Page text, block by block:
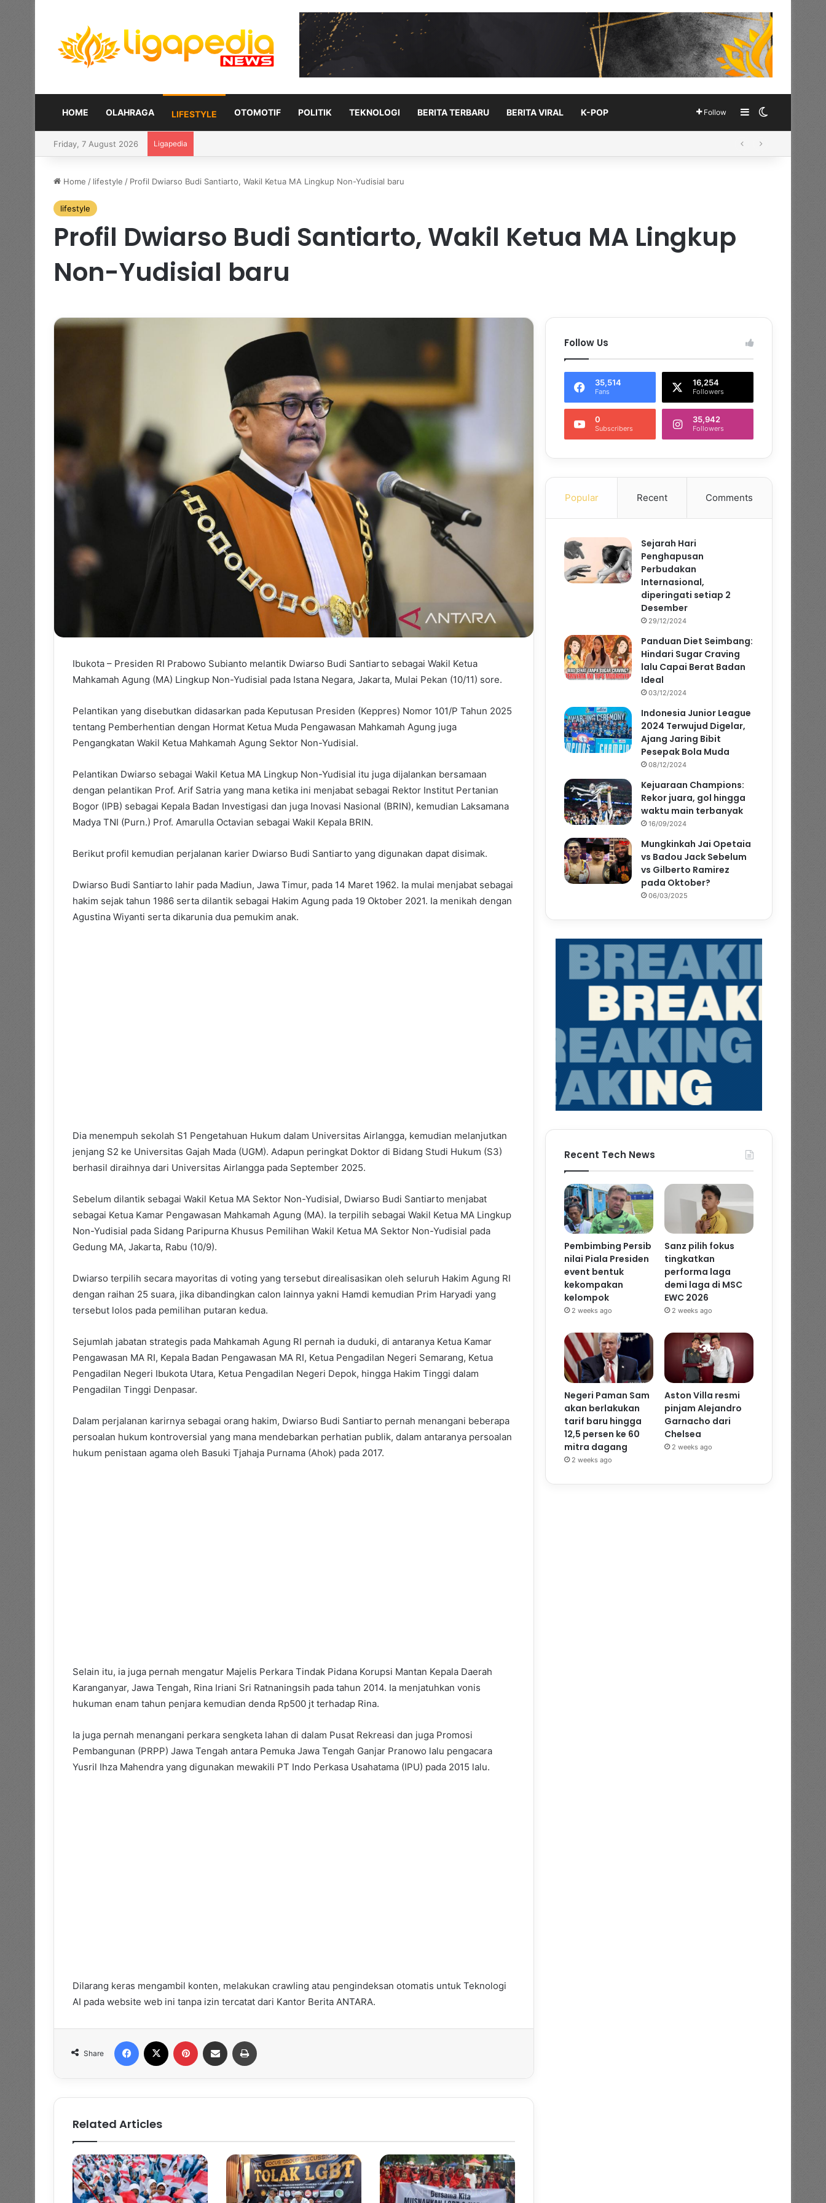
HOME OLAHRAGA LIFESTYLE OTOMOTIF POLITIK TEKNOLOGI BERITA TERBARU BERITA VIRAL K-POP Follow Sidebar
Friday, 7 August 2026 Ligapedia
Home / lifestyle / Profil Dwiarso Budi Santiarto, Wakil Ketua MA Lingkup Non-Yudisial baru
lifestyle
Profil Dwiarso Budi Santiarto, Wakil Ketua MA Lingkup
Non-Yudisial baru
Ibukota – Presiden RI Prabowo Subianto melantik Dwiarso Budi Santiarto sebagai Wakil Ketua
Mahkamah Agung (MA) Lingkup Non-Yudisial pada Istana Negara, Jakarta, Mulai Pekan (10/11) sore.
Pelantikan yang disebutkan didasarkan pada Keputusan Presiden (Keppres) Nomor 101/P Tahun 2025
tentang Pemberhentian dengan Hormat Ketua Muda Pengawasan Mahkamah Agung juga
Pengangkatan Wakil Ketua Mahkamah Agung Sektor Non-Yudisial.
Pelantikan Dwiarso sebagai Wakil Ketua MA Lingkup Non-Yudisial itu juga dijalankan bersamaan
dengan pelantikan Prof. Arif Satria yang mana ketika ini menjabat sebagai Rektor Institut Pertanian
Bogor (IPB) sebagai Kepala Badan Investigasi dan juga Inovasi Nasional (BRIN), kemudian Laksamana
Madya TNI (Purn.) Prof. Amarulla Octavian sebagai Wakil Kepala BRIN.
Berikut profil kemudian perjalanan karier Dwiarso Budi Santiarto yang digunakan dapat disimak.
Dwiarso Budi Santiarto lahir pada Madiun, Jawa Timur, pada 14 Maret 1962. Ia mulai menjabat sebagai
hakim sejak tahun 1986 serta dilantik sebagai Hakim Agung pada 19 Oktober 2021. Ia menikah dengan
Agustina Wiyanti serta dikarunia dua pemukim anak.
Dia menempuh sekolah S1 Pengetahuan Hukum dalam Universitas Airlangga, kemudian melanjutkan
jenjang S2 ke Universitas Gajah Mada (UGM). Adapun peringkat Doktor di Bidang Studi Hukum (S3)
berhasil diraihnya dari Universitas Airlangga pada September 2025.
Sebelum dilantik sebagai Wakil Ketua MA Sektor Non-Yudisial, Dwiarso Budi Santiarto menjabat
sebagai Ketua Kamar Pengawasan Mahkamah Agung (MA). Ia terpilih sebagai Wakil Ketua MA Lingkup
Non-Yudisial pada Sidang Paripurna Khusus Pemilihan Wakil Ketua MA Sektor Non-Yudisial pada
Gedung MA, Jakarta, Rabu (10/9).
Dwiarso terpilih secara mayoritas di voting yang tersebut direalisasikan oleh seluruh Hakim Agung RI
dengan raihan 25 suara, jika dibandingkan calon lainnya yakni Hamdi kemudian Prim Haryadi yang
tersebut lolos pada pemilihan putaran kedua.
Sejumlah jabatan strategis pada Mahkamah Agung RI pernah ia duduki, di antaranya Ketua Kamar
Pengawasan MA RI, Kepala Badan Pengawasan MA RI, Ketua Pengadilan Negeri Semarang, Ketua
Pengadilan Negeri Ibukota Utara, Ketua Pengadilan Negeri Depok, hingga Hakim Tinggi dalam
Pengadilan Tinggi Denpasar.
Dalam perjalanan karirnya sebagai orang hakim, Dwiarso Budi Santiarto pernah menangani beberapa
persoalan hukum kontroversial yang mana mendebarkan perhatian publik, dalam antaranya persoalan
hukum penistaan agama oleh Basuki Tjahaja Purnama (Ahok) pada 2017.
​Selain itu, ia juga pernah mengatur Majelis Perkara Tindak Pidana Korupsi Mantan Kepala Daerah
Karanganyar, Jawa Tengah, Rina Iriani Sri Ratnaningsih pada tahun 2014. Ia menjatuhkan vonis
hukuman enam tahun penjara kemudian denda Rp500 jt terhadap Rina.
Ia juga pernah menangani perkara sengketa lahan di dalam Pusat Rekreasi dan juga Promosi
Pembangunan (PRPP) Jawa Tengah antara Pemuka Jawa Tengah Ganjar Pranowo lalu pengacara
Yusril Ihza Mahendra yang digunakan mewakili PT Indo Perkasa Usahatama (IPU) pada 2015 lalu.
Dilarang keras mengambil konten, melakukan crawling atau pengindeksan otomatis untuk Teknologi
AI pada website web ini tanpa izin tercatat dari Kantor Berita ANTARA.
Share
Related Articles
Follow Us
35,514
Fans
16,254
Followers
0
Subscribers
35,942
Followers
Popular Recent Comments
Sejarah Hari
Penghapusan
Perbudakan
Internasional,
diperingati setiap 2
Desember
29/12/2024
Panduan Diet Seimbang:
Hindari Sugar Craving
lalu Capai Berat Badan
Ideal
03/12/2024
Indonesia Junior League
2024 Terwujud Digelar,
Ajang Jaring Bibit
Pesepak Bola Muda
08/12/2024
Kejuaraan Champions:
Rekor juara, gol hingga
waktu main terbanyak
16/09/2024
Mungkinkah Jai Opetaia
vs Badou Jack Sebelum
vs Gilberto Ramirez
pada Oktober?
06/03/2025
Recent Tech News
Pembimbing Persib
nilai Piala Presiden
event bentuk
kekompakan
kelompok
2 weeks ago
Sanz pilih fokus
tingkatkan
performa laga
demi laga di MSC
EWC 2026
2 weeks ago
Negeri Paman Sam
akan berlakukan
tarif baru hingga
12,5 persen ke 60
mitra dagang
2 weeks ago
Aston Villa resmi
pinjam Alejandro
Garnacho dari
Chelsea
2 weeks ago